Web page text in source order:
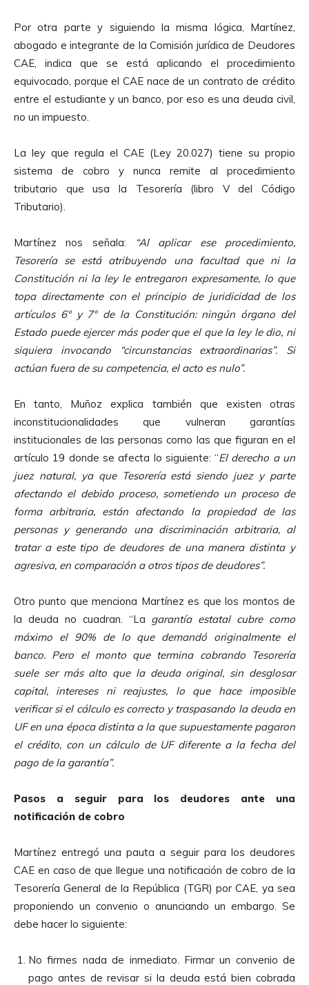
Por otra parte y siguiendo la misma lógica, Martínez,
abogado e integrante de la Comisión jurídica de Deudores
CAE, indica que se está aplicando el procedimiento
equivocado, porque el CAE nace de un contrato de crédito
entre el estudiante y un banco, por eso es una deuda civil,
no un impuesto.
La ley que regula el CAE (Ley 20.027) tiene su propio
sistema de cobro y nunca remite al procedimiento
tributario que usa la Tesorería (libro V del Código
Tributario).
Martínez nos señala:
“Al aplicar ese procedimiento,
Tesorería se está atribuyendo una facultad que ni la
Constitución ni la ley le entregaron expresamente, lo que
topa directamente con el principio de juridicidad de los
artículos 6° y 7° de la Constitución: ningún órgano del
Estado puede ejercer más poder que el que la ley le dio, ni
siquiera invocando “circunstancias extraordinarias”. Si
actúan fuera de su competencia, el acto es nulo”.
En tanto, Muñoz explica también que existen otras
inconstitucionalidades que vulneran garantías
institucionales de las personas como las que figuran en el
artículo 19 donde se afecta lo siguiente: “El derecho a un
juez natural, ya que Tesorería está siendo juez y parte
afectando el debido proceso, sometiendo un proceso de
forma arbitraria, están afectando la propiedad de las
personas y generando una discriminación arbitraria, al
tratar a este tipo de deudores de una manera distinta y
agresiva, en comparación a otros tipos de deudores”.
Otro punto que menciona Martínez es que los montos de
la deuda no cuadran. “La garantía estatal cubre como
máximo el 90% de lo que demandó originalmente el
banco. Pero el monto que termina cobrando Tesorería
suele ser más alto que la deuda original, sin desglosar
capital, intereses ni reajustes, lo que hace imposible
verificar si el cálculo es correcto y traspasando la deuda en
UF en una época distinta a la que supuestamente pagaron
el crédito, con un cálculo de UF diferente a la fecha del
pago de la garantía”.
Pasos a seguir para los deudores ante una
notificación de cobro
Martínez entregó una pauta a seguir para los deudores
CAE en caso de que llegue una notificación de cobro de la
Tesorería General de la República (TGR) por CAE, ya sea
proponiendo un convenio o anunciando un embargo. Se
debe hacer lo siguiente:
No firmes nada de inmediato. Firmar un convenio de
pago antes de revisar si la deuda está bien cobrada